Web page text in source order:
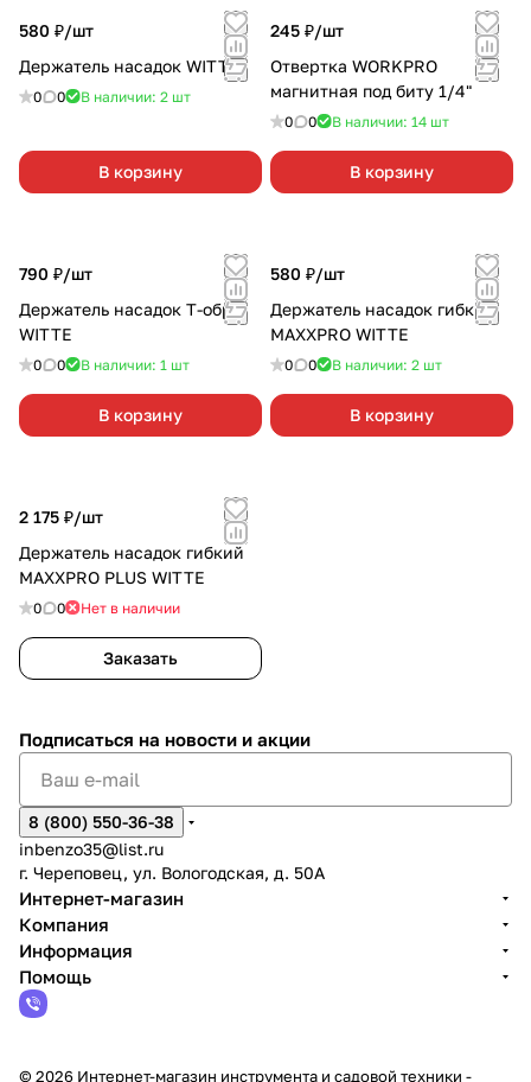
580 ₽/шт
Держатель насадок WITTE
0 0 В наличии: 2 шт
В корзину
245 ₽/шт
Отвертка WORKPRO
магнитная под биту 1/4"
0 0 В наличии: 14 шт
В корзину
790 ₽/шт
Держатель насадок T-обр.
WITTE
0 0 В наличии: 1 шт
В корзину
580 ₽/шт
Держатель насадок гибкий
MAXXPRO WITTE
0 0 В наличии: 2 шт
В корзину
2 175 ₽/шт
Держатель насадок гибкий
MAXXPRO PLUS WITTE
0 0 Нет в наличии
Заказать
Подписаться на новости и акции
8 (800) 550-36-38
inbenzo35@list.ru
г. Череповец, ул. Вологодская, д. 50А
Интернет-магазин
Компания
Информация
Помощь
© 2026 Интернет-магазин инструмента и садовой техники -